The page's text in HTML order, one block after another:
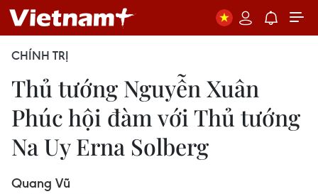
CHÍNH TRỊ
Thủ tướng Nguyễn Xuân
Phúc hội đàm với Thủ tướng
Na Uy Erna Solberg
Quang Vũ